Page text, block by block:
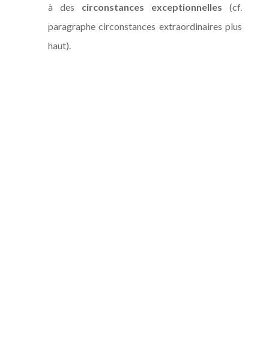
à des circonstances exceptionnelles (cf.
paragraphe circonstances extraordinaires plus
haut).